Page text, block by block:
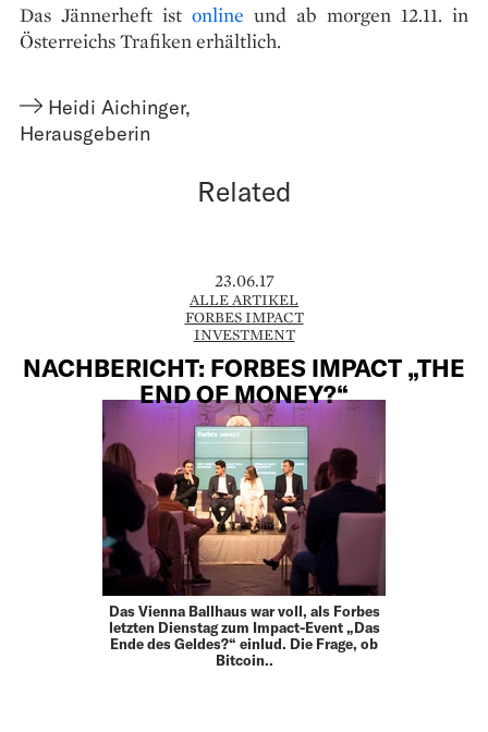
Das Jännerheft ist online und ab morgen 12.11. in
Österreichs Trafiken erhältlich.
Heidi Aichinger,
Herausgeberin
Related
23.06.17
ALLE ARTIKEL
FORBES IMPACT
INVESTMENT
NACHBERICHT: FORBES IMPACT „THE
END OF MONEY?“
Das Vienna Ballhaus war voll, als Forbes
letzten Dienstag zum Impact-Event „Das
Ende des Geldes?“ einlud. Die Frage, ob
Bitcoin..